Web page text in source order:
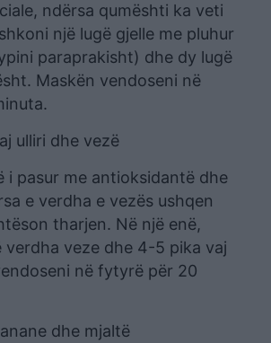
ndërsa qumështi ka veti
një lugë gjelle me pluhur
paraprakisht) dhe dy lugë
Maskën vendoseni në
ulliri dhe vezë
i pasur me antioksidantë dhe
e verdha e vezës ushqen
tharjen. Në një enë,
verdha veze dhe 4-5 pika vaj
në fytyrë për 20
dhe mjaltë